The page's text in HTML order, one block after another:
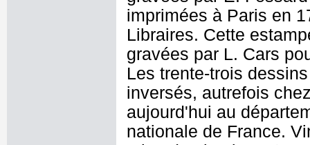
imprimées à Paris en
Libraires. Cette
gravées par L. Cars
Les trente-trois
inversés, autrefois
aujourd'hui au
nationale de France.